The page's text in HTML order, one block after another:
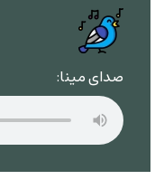
صدای مینا: